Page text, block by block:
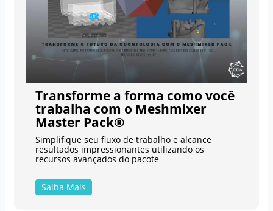
Transforme a forma como você
trabalha com o Meshmixer
Master Pack®
Simplifique seu fluxo de trabalho e alcance
resultados impressionantes utilizando os
recursos avançados do pacote
Saiba Mais